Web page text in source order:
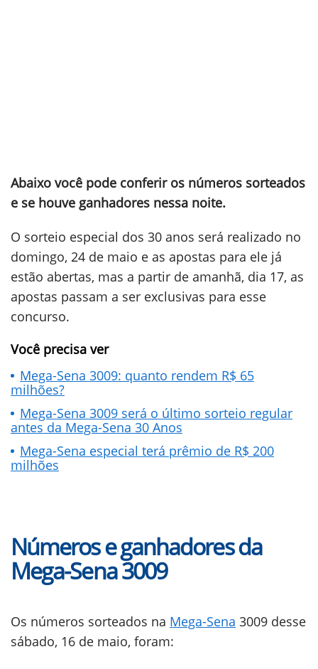
Abaixo você pode conferir os números sorteados
e se houve ganhadores nessa noite.
O sorteio especial dos 30 anos será realizado no
domingo, 24 de maio e as apostas para ele já
estão abertas, mas a partir de amanhã, dia 17, as
apostas passam a ser exclusivas para esse
concurso.
Você precisa ver
Mega-Sena 3009: quanto rendem R$ 65
milhões?
Mega-Sena 3009 será o último sorteio regular
antes da Mega-Sena 30 Anos
Mega-Sena especial terá prêmio de R$ 200
milhões
Números e ganhadores da
Mega-Sena 3009
Os números sorteados na Mega-Sena 3009 desse
sábado, 16 de maio, foram: